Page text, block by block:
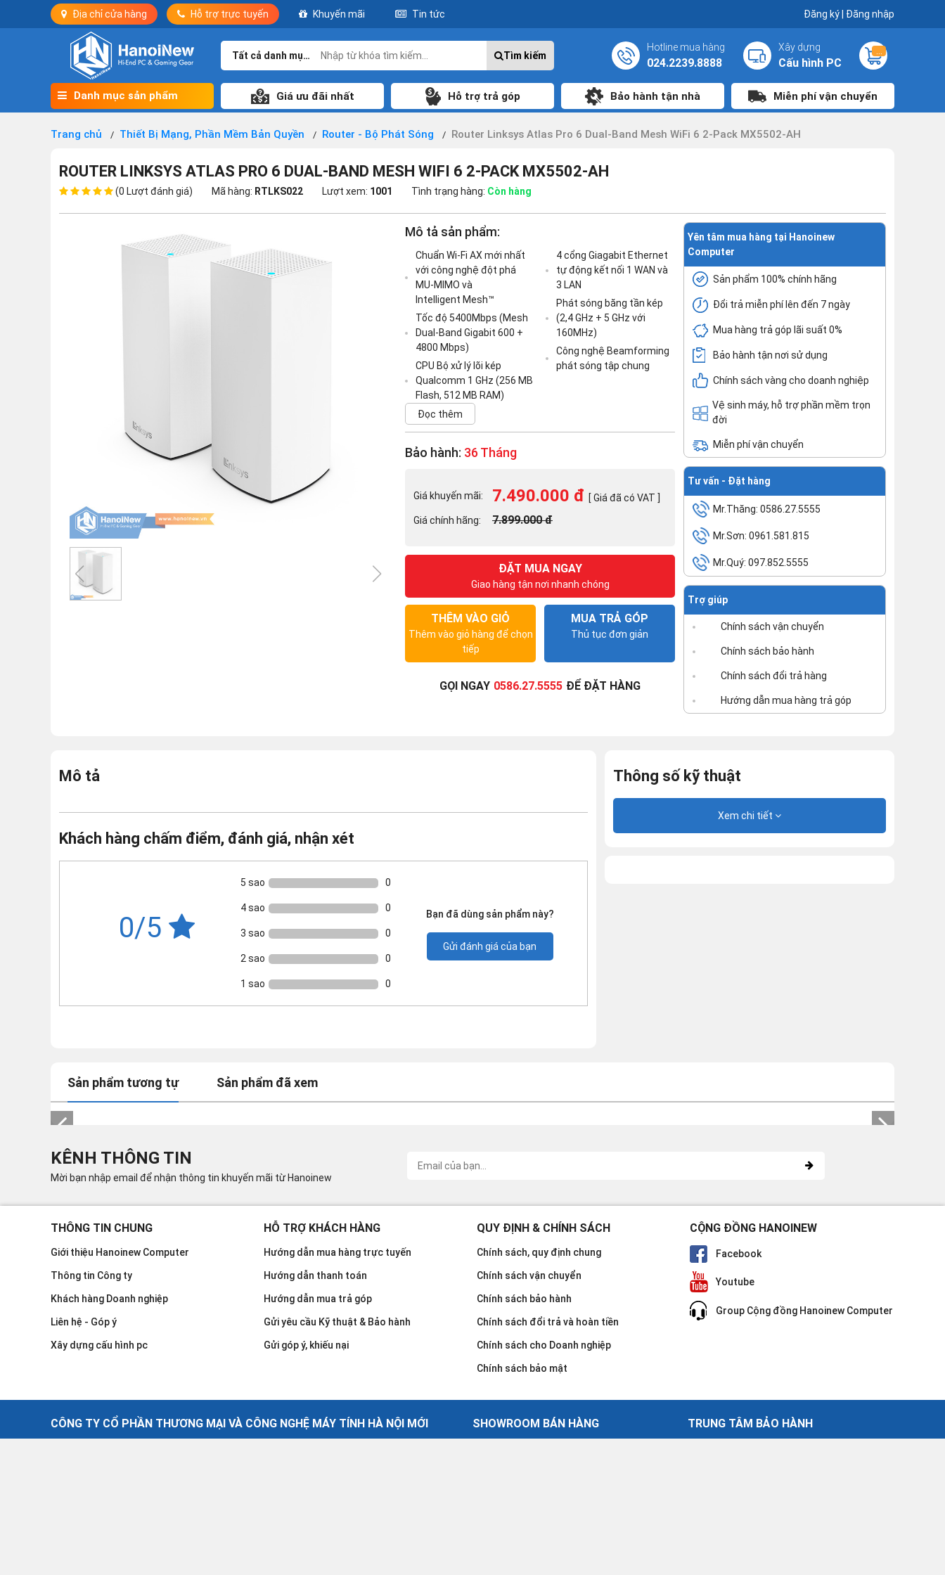
Địa chỉ cửa hàng Hỗ trợ trực tuyến Khuyến mãi Tin tức Đăng ký| Đăng nhập
Tất cả danh mục Tìm kiếm
Hotline mua hàng
024.2239.8888
Xây dựng
Cấu hình PC
Danh mục sản phẩm Giá ưu đãi nhất Hỗ trợ trả góp Bảo hành tận nhà Miễn phí vận chuyển
Trang chủ Thiết Bị Mạng, Phần Mềm Bản Quyền Router - Bộ Phát Sóng Router Linksys Atlas Pro 6 Dual-Band Mesh WiFi 6 2-Pack MX5502-AH
ROUTER LINKSYS ATLAS PRO 6 DUAL-BAND MESH WIFI 6 2-PACK MX5502-AH
(0 Lượt đánh giá) Mã hàng: RTLKS022 Lượt xem: 1001 Tình trạng hàng: Còn hàng
Mô tả sản phẩm:
Chuẩn Wi-Fi AX mới nhất
với công nghệ đột phá
MU-MIMO và
Intelligent Mesh™
Tốc độ 5400Mbps (Mesh
Dual-Band Gigabit 600 +
4800 Mbps)
CPU Bộ xử lý lõi kép
Qualcomm 1 GHz (256 MB
Flash, 512 MB RAM)
4 cổng Giagabit Ethernet
tự động kết nối 1 WAN và
3 LAN
Phát sóng băng tần kép
(2,4 GHz + 5 GHz với
160MHz)
Công nghệ Beamforming
phát sóng tập chung
Đọc thêm
Bảo hành: 36 Tháng
Giá khuyến mãi: 7.490.000 đ [ Giá đã có VAT ]
Giá chính hãng:
7.899.000 đ
ĐẶT MUA NGAY
Giao hàng tận nơi nhanh chóng
THÊM VÀO GIỎ
Thêm vào giỏ hàng để chọn
tiếp
MUA TRẢ GÓP
Thủ tục đơn giản
GỌI NGAY 0586.27.5555 ĐỂ ĐẶT HÀNG
Yên tâm mua hàng tại Hanoinew
Computer
Sản phẩm 100% chính hãng
Đổi trả miễn phí lên đến 7 ngày
Mua hàng trả góp lãi suất 0%
Bảo hành tận nơi sử dụng
Chính sách vàng cho doanh nghiệp
Vệ sinh máy, hỗ trợ phần mềm trọn
đời
Miễn phí vận chuyển
Tư vấn - Đặt hàng
Mr.Thăng: 0586.27.5555
Mr.Sơn: 0961.581.815
Mr.Quý: 097.852.5555
Trợ giúp
Chính sách vận chuyển
Chính sách bảo hành
Chính sách đổi trả hàng
Hướng dẫn mua hàng trả góp
Mô tả
Khách hàng chấm điểm, đánh giá, nhận xét
0/5
5 sao 0
4 sao 0
3 sao 0
2 sao 0
1 sao 0
Bạn đã dùng sản phẩm này?
Gửi đánh giá của bạn
Thông số kỹ thuật
Xem chi tiết
Sản phẩm tương tự Sản phẩm đã xem
KÊNH THÔNG TIN
Mời bạn nhập email để nhận thông tin khuyến mãi từ Hanoinew
THÔNG TIN CHUNG
Giới thiệu Hanoinew Computer
Thông tin Công ty
Khách hàng Doanh nghiệp
Liên hệ - Góp ý
Xây dựng cấu hình pc
HỖ TRỢ KHÁCH HÀNG
Hướng dẫn mua hàng trực tuyến
Hướng dẫn thanh toán
Hướng dẫn mua trả góp
Gửi yêu cầu Kỹ thuật & Bảo hành
Gửi góp ý, khiếu nại
QUY ĐỊNH & CHÍNH SÁCH
Chính sách, quy định chung
Chính sách vận chuyển
Chính sách bảo hành
Chính sách đổi trả và hoàn tiền
Chính sách cho Doanh nghiệp
Chính sách bảo mật
CỘNG ĐỒNG HANOINEW
Facebook
Youtube
Group Cộng đồng Hanoinew Computer
CÔNG TY CỔ PHẦN THƯƠNG MẠI VÀ CÔNG NGHỆ MÁY TÍNH HÀ NỘI MỚI SHOWROOM BÁN HÀNG TRUNG TÂM BẢO HÀNH